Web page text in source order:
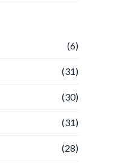
(6)
(31)
(30)
(31)
(28)